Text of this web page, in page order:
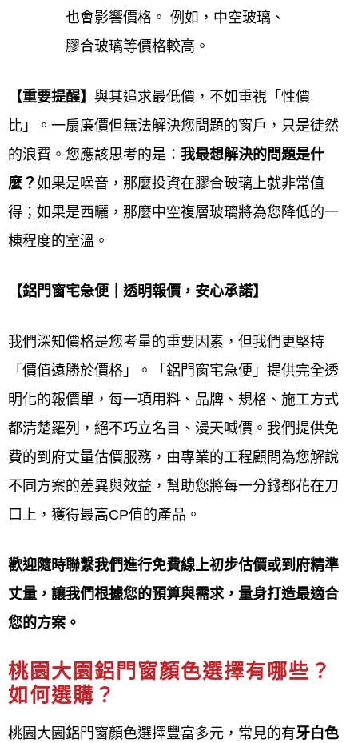
品牌的特約授權經銷商，施工過程嚴格把關，讓客戶
有更優良的品質，歡迎來電0800-707-808或加入LINE
桃園大園鋁門窗服務對象
鋁門窗工程宅急便提供桃園大園鋁門窗服務對象涵蓋
一般住宅、透天厝、公寓、集合社區大樓、公司行
號、辦公室、店面、餐廳、工廠、公家機關、學校
各類場所多元客群。服務旨在滿足
的採光、通風、隔音、安全、節能及美觀的多元需
裝、門窗換新及維修一站式解決方案，確保提供符合
現場環境與法規的最佳鋁門窗產品與服務。
桃園大園鋁門窗線上估價服務介
紹：
鋁門窗工程宅急便提供桃園大園鋁門窗線上估價服務
通常透過電話、 LINE或線上表單
一個價格區間或初步報價。若報價符合需求，將安排
專員 到府精確丈量、確認細節，最終提供精確報價與
建議，是門窗更換的第一步。此服務提供
線上估價服務流程
鋁門窗工程宅急便提供桃園大園鋁門窗線上估價服務
也會影響價格。 例如，中空玻璃、
膠合玻璃等價格較高。
【重要提醒】 與其追求最低價，不如重視「性價
比」。一扇廉價但無法解決您問題的窗戶，只是徒然
的浪費。您應該思考的是： 我最想解決的問題是什
麼？ 如果是噪音，那麼投資在膠合玻璃上就非常值
得；如果是西曬，那麼中空複層玻璃將為您降低的一
棟程度的室溫。
【鋁門窗宅急便｜透明報價，安心承諾】
我們深知價格是您考量的重要因素，但我們更堅持
「價值遠勝於價格」。「鋁門窗宅急便」提供完全透
明化的報價單，每一項用料、品牌、規格、施工方式
都清楚羅列，絕不巧立名目、漫天喊價。我們提供免
費的到府丈量估價服務，由專業的工程顧問為您解說
不同方案的差異與效益，幫助您將每一分錢都花在刀
口上，獲得最高CP值的產品。
歡迎隨時聯繫我們進行免費線上初步估價或到府精準
丈量，讓我們根據您的預算與需求，量身打造最適合
您的方案。
桃園大園鋁門窗顏色選擇有哪些？
如何選購？
桃園大園鋁門窗顏色選擇豐富多元，常見的有牙白色